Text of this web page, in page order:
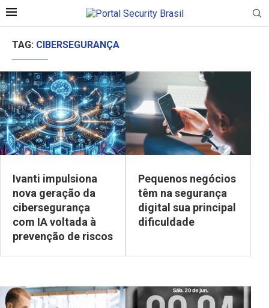
TAG: CIBERSEGURANÇA
Ivanti impulsiona
nova geração da
cibersegurança
com IA voltada à
prevenção de riscos
Pequenos negócios
têm na segurança
digital sua principal
dificuldade